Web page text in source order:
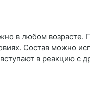
в любом возрасте.
Состав можно
в реакцию с